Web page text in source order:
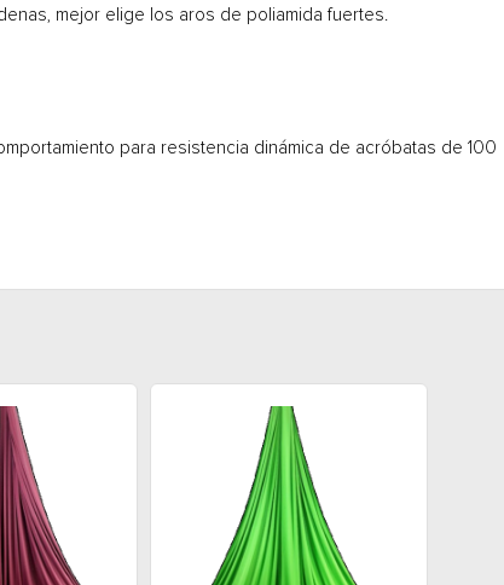
mejor elige los aros de poliamida fuertes.
para resistencia dinámica de acróbatas de 100